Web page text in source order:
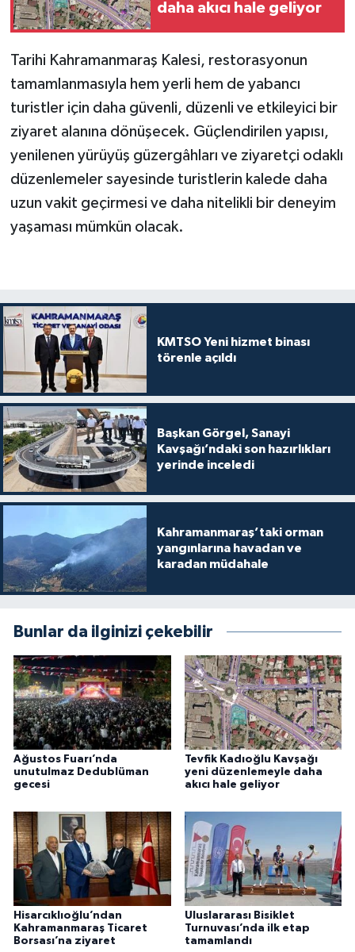
daha akıcı hale geliyor
Tarihi Kahramanmaraş Kalesi, restorasyonun
tamamlanmasıyla hem yerli hem de yabancı
turistler için daha güvenli, düzenli ve etkileyici bir
ziyaret alanına dönüşecek. Güçlendirilen yapısı,
yenilenen yürüyüş güzergâhları ve ziyaretçi odaklı
düzenlemeler sayesinde turistlerin kalede daha
uzun vakit geçirmesi ve daha nitelikli bir deneyim
yaşaması mümkün olacak.
KMTSO Yeni hizmet binası
törenle açıldı
Başkan Görgel, Sanayi
Kavşağı’ndaki son hazırlıkları
yerinde inceledi
Kahramanmaraş’taki orman
yangınlarına havadan ve
karadan müdahale
Bunlar da ilginizi çekebilir
Ağustos Fuarı’nda
unutulmaz Dedublüman
gecesi
Tevfik Kadıoğlu Kavşağı
yeni düzenlemeyle daha
akıcı hale geliyor
Hisarcıklıoğlu’ndan
Kahramanmaraş Ticaret
Borsası’na ziyaret
Uluslararası Bisiklet
Turnuvası’nda ilk etap
tamamlandı